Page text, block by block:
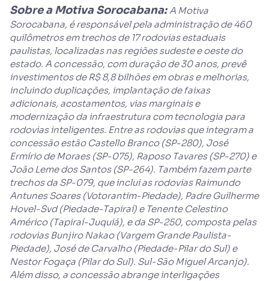
Sobre a Motiva Sorocabana:A Motiva
Sorocabana, é responsável pela administração de 460
quilômetros em trechos de 17 rodovias estaduais
paulistas, localizadas nas regiões sudeste e oeste do
estado. A concessão, com duração de 30 anos, prevê
investimentos de R$ 8,8 bilhões em obras e melhorias,
incluindo duplicações, implantação de faixas
adicionais, acostamentos, vias marginais e
modernização da infraestrutura com tecnologia para
rodovias inteligentes. Entre as rodovias que integram a
concessão estão Castello Branco (SP-280), José
Ermírio de Moraes (SP-075), Raposo Tavares (SP-270) e
João Leme dos Santos (SP-264). Também fazem parte
trechos da SP-079, que inclui as rodovias Raimundo
Antunes Soares (Votorantim-Piedade), Padre Guilherme
Hovel-Svd (Piedade-Tapiraí) e Tenente Celestino
Américo (Tapiraí-Juquiá), e da SP-250, composta pelas
rodovias Bunjiro Nakao (Vargem Grande Paulista-
Piedade), José de Carvalho (Piedade-Pilar do Sul) e
Nestor Fogaça (Pilar do Sul). Sul-São Miguel Arcanjo).
Além disso, a concessão abrange interligações